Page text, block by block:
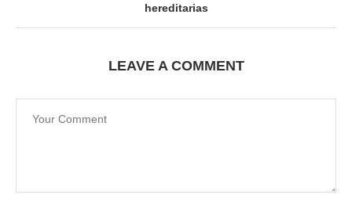
hereditarias
LEAVE A COMMENT